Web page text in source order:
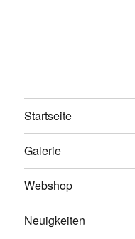
Startseite
Galerie
Webshop
Neuigkeiten